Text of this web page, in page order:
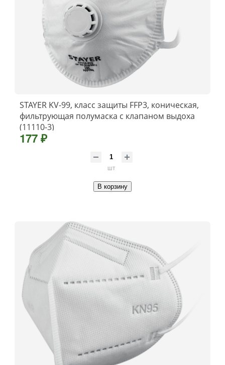
STAYER KV-99, класс защиты FFP3, коническая,
фильтрующая полумаска с клапаном выдоха
(11110-3)
177 ₽
шт
В корзину